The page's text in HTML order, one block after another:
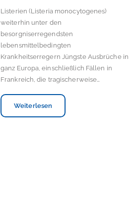
Listerien (Listeria monocytogenes)
weiterhin unter den
besorgniserregendsten
lebensmittelbedingten
Krankheitserregern Jüngste Ausbrüche in
ganz Europa, einschließlich Fällen in
Frankreich, die tragischerweise…
Weiterlesen